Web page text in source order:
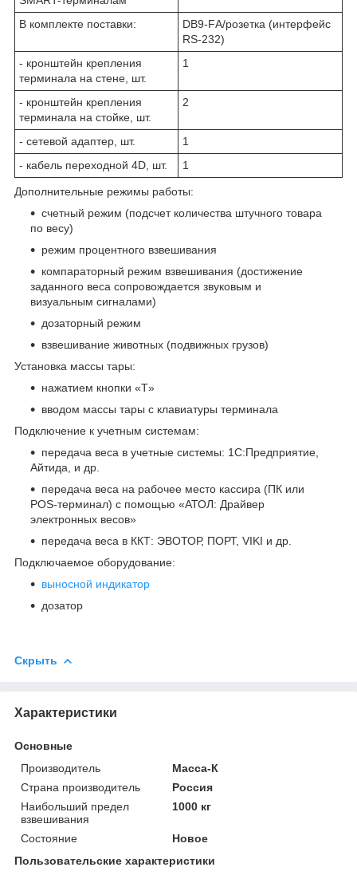
В комплекте поставки:
DB9-FА/розетка (интерфейс
RS-232)
- кронштейн крепления
терминала на стене, шт.
1
- кронштейн крепления
терминала на стойке, шт.
2
- сетевой адаптер, шт.
1
- кабель переходной 4D, шт.
1
Дополнительные режимы работы:
счетный режим (подсчет количества штучного товара
по весу)
режим процентного взвешивания
компараторный режим взвешивания (достижение
заданного веса сопровождается звуковым и
визуальным сигналами)
дозаторный режим
взвешивание животных (подвижных грузов)
Установка массы тары:
нажатием кнопки «T»
вводом массы тары с клавиатуры терминала
Подключение к учетным системам:
передача веса в учетные системы: 1С:Предприятие,
Айтида, и др.
передача веса на рабочее место кассира (ПК или
POS-терминал) с помощью «АТОЛ: Драйвер
электронных весов»
передача веса в ККТ: ЭВОТОР, ПОРТ, VIKI и др.
Подключаемое оборудование:
выносной индикатор
дозатор
Скрыть
Характеристики
Основные
Производитель
Масса-К
Страна производитель
Россия
Наибольший предел
взвешивания
1000 кг
Состояние
Новое
Пользовательские характеристики